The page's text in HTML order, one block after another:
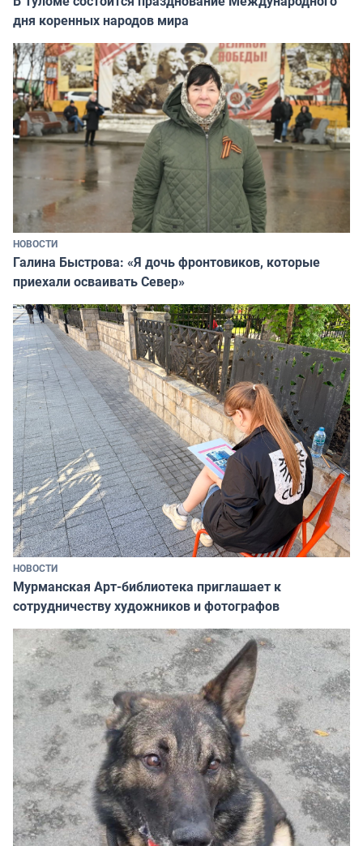
дня коренных народов мира
НОВОСТИ
Галина Быстрова: «Я дочь фронтовиков, которые
приехали осваивать Север»
НОВОСТИ
Мурманская Арт-библиотека приглашает к
сотрудничеству художников и фотографов